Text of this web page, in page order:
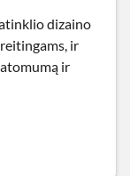
dizaino
ir
ir